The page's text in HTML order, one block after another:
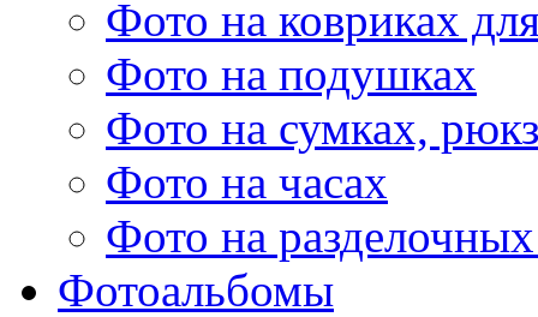
Фото на ковриках
Фото на подушках
Фото на сумках,
Фото на часах
Фото на
Фотоальбомы